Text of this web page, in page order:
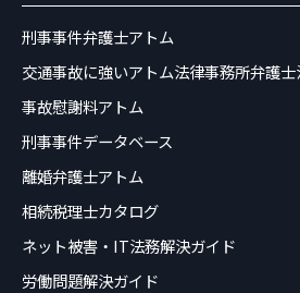
刑事事件弁護士アトム
交通事故に強いアトム法律事務所弁護
事故慰謝料アトム
刑事事件データベース
離婚弁護士アトム
相続税理士カタログ
ネット被害・IT法務解決ガイド
労働問題解決ガイド